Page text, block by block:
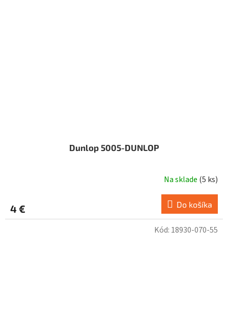
Dunlop 5005-DUNLOP
Na sklade (5 ks)
4 € Do košíka
Kód: 18930-070-55